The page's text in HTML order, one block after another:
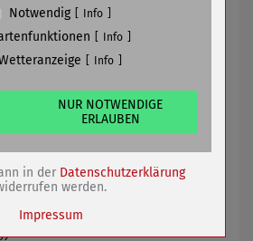
Entscheidungscookie
dieser Website (Wenko-
GmbH & Co. KG)
die Einstellungen der Besucher
der Speicherung von Cookies.
Notwendig Info
Info
Info
NUR NOTWENDIGE
ERLAUBEN
in der Datenschutzerklärung
werden.
Impressum